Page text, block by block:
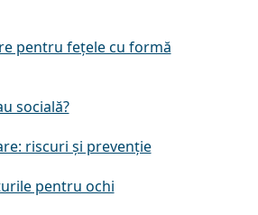
pentru fețele cu formă
socială?
riscuri și prevenție
pentru ochi